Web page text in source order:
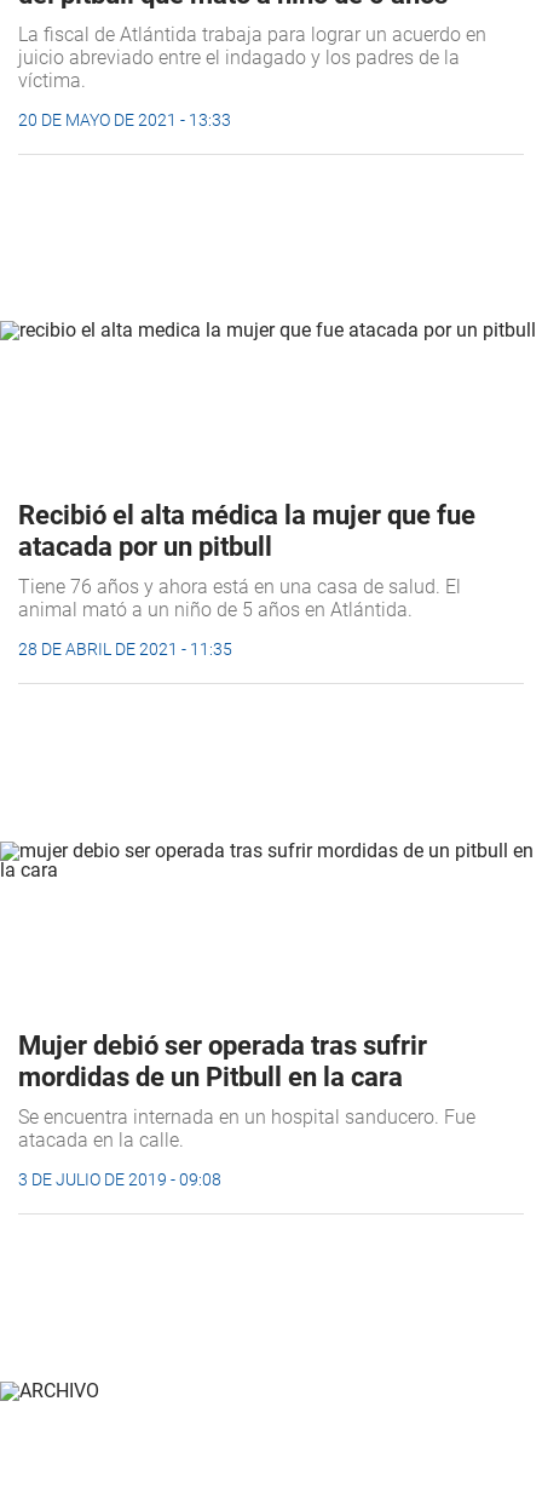
La fiscal de Atlántida trabaja para lograr un acuerdo en
juicio abreviado entre el indagado y los padres de la
víctima.
20 DE MAYO DE 2021 - 13:33
Recibió el alta médica la mujer que fue
atacada por un pitbull
Tiene 76 años y ahora está en una casa de salud. El
animal mató a un niño de 5 años en Atlántida.
28 DE ABRIL DE 2021 - 11:35
Mujer debió ser operada tras sufrir
mordidas de un Pitbull en la cara
Se encuentra internada en un hospital sanducero. Fue
atacada en la calle.
3 DE JULIO DE 2019 - 09:08